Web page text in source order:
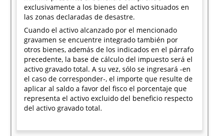
exclusivamente a los bienes del activo situados en
las zonas declaradas de desastre.
Cuando el activo alcanzado por el mencionado
gravamen se encuentre integrado también por
otros bienes, además de los indicados en el párrafo
precedente, la base de cálculo del impuesto será el
activo gravado total. A su vez, sólo se ingresará -en
el caso de corresponder-, el importe que resulte de
aplicar al saldo a favor del fisco el porcentaje que
representa el activo excluido del beneficio respecto
del activo gravado total.